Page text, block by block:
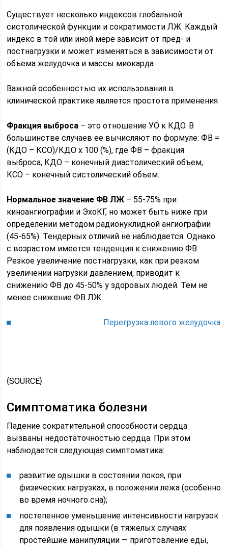
Существует несколько индексов глобальной
систолической функции и сократимости ЛЖ. Каждый
индекс в той или иной мере зависит от пред- и
постнагрузки и может изменяться в зависимости от
объема желудочка и массы миокарда
Важной особенностью их использования в
клинической практике является простота применения
Фракция выброса – это отношение УО к КДО. В
большинстве случаев ее вычисляют по формуле: ФВ =
(КДО – КСО)/КДО х 100 (%), где ФВ – фракция
выброса, КДО – конечный диастолический объем,
КСО – конечный систолический объем.
Нормальное значение ФВ ЛЖ – 55-75% при
киноангиографии и ЭхоКГ, но может быть ниже при
определении методом радионуклидной ангиографии
(45-65%). Тендерных отличий не наблюдается. Однако
с возрастом имеется тенденция к снижению ФВ.
Резкое увеличение постнагрузки, как при резком
увеличении нагрузки давлением, приводит к
снижению ФВ до 45-50% у здоровых людей. Тем не
менее снижение ФВ ЛЖ
Перегрузка левого желудочка
{SOURCE}
Симптоматика болезни
Падение сократительной способности сердца
вызваны недостаточностью сердца. При этом
наблюдается следующая симптоматика:
развитие одышки в состоянии покоя, при
физических нагрузках, в положении лежа (особенно
во время ночного сна);
постепенное уменьшение интенсивности нагрузок
для появления одышки (в тяжелых случаях
простейшие манипуляции — приготовление еды,